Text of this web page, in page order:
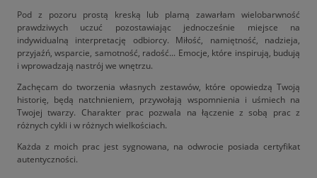
Pod z pozoru prostą kreską lub plamą zawarłam wielobarwność
prawdziwych uczuć pozostawiając jednocześnie miejsce na
indywidualną interpretację odbiorcy. Miłość, namiętność, nadzieja,
przyjaźń, wsparcie, samotność, radość... Emocje, które inspirują, budują
i wprowadzają nastrój we wnętrzu.
Zachęcam do tworzenia własnych zestawów, które opowiedzą Twoją
historię, będą natchnieniem, przywołają wspomnienia i uśmiech na
Twojej twarzy. Charakter prac pozwala na łączenie z sobą prac z
różnych cykli i w różnych wielkościach.
Każda z moich prac jest sygnowana, na odwrocie posiada certyfikat
autentyczności.